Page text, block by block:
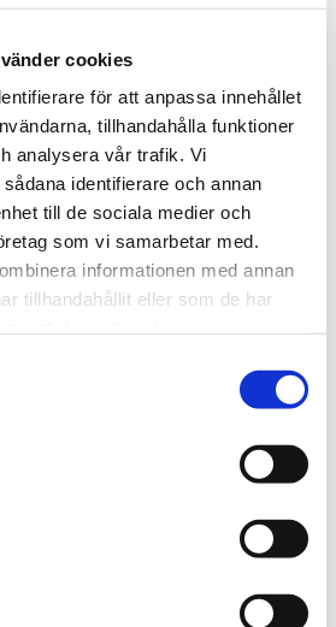
cookies
för att anpassa innehållet
tillhandahålla funktioner
analysera vår trafik. Vi
identifierare och annan
till de sociala medier och
som vi samarbetar med.
informationen med annan
tillhandahållit eller som de har
som vill ha en extra hög
Det gäller att anpassa storleken på din
mycket viktig eftersom din värmepump
ett lönsamt sätt under hela året.
Med en för liten värmepump blir det
dimensionering har en optimal balans
som påverkar effekten, t ex husets
dimensionering och prestanda samt